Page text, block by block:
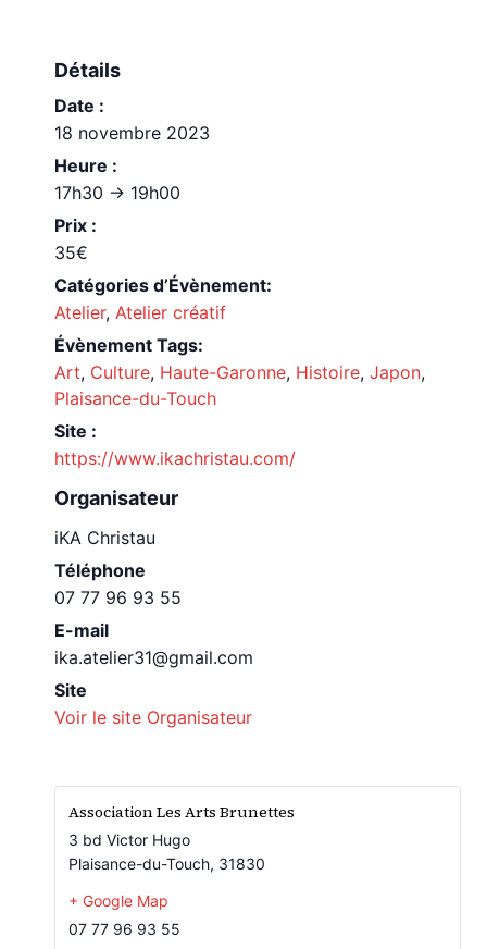
Détails
Date :
18 novembre 2023
Heure :
17h30 -> 19h00
Prix :
35€
Catégories d’Évènement:
Atelier, Atelier créatif
Évènement Tags:
Art, Culture, Haute-Garonne, Histoire,Japon,
Plaisance-du-Touch
Site :
https://www.ikachristau.com/
Organisateur
iKA Christau
Téléphone
07 77 96 93 55
E-mail
ika.atelier31@gmail.com
Site
Voir le site Organisateur
Association Les Arts Brunettes
3 bd Victor Hugo
Plaisance-du-Touch, 31830
+ Google Map
07 77 96 93 55